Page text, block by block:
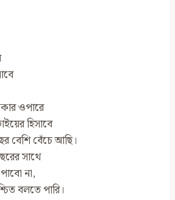
ওপারে
হিসাবে
বেশি বেঁচে আছি।
সাথে
না,
বলতে পারি।